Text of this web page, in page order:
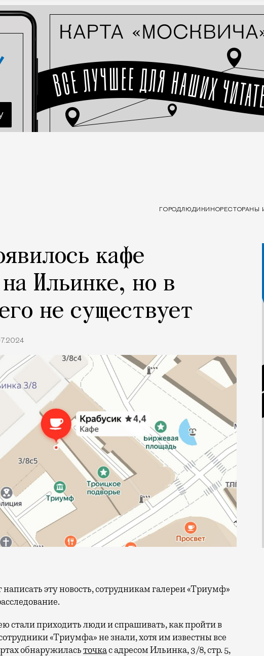
ГОРОДЛЮДИ КИНОРЕСТОРАНЫ
кафе
Ильинке, но в
не существует
стали приходить люди и спрашивать, как пройти в
«Триумфа» не знали, хотя им известны все
обнаружиласьточкас адресом Ильинка, 3/8, стр. 5,